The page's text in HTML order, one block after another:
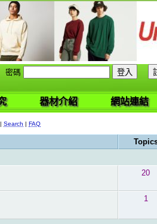
密碼
器材介紹 網站連結
| Search | FAQ
20
1